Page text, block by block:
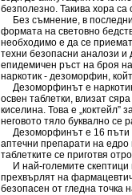
безполезно. Такива хора са
Без съмнение, в
формата на световно
необходимо е да се
техни безопасни аналози
епидемичен ръст на броя
наркотик - дезоморфин,
Дезоморфинът е
освен таблетки, влизат
киселина. Това е „коктейл”
неговото тяло буквално се
Дезоморфинът е 16 пъти
аптечни препарати на едро
таблетките се приготвя
И най-големите скептици
прехвърлят на
безопасен от гледна точка